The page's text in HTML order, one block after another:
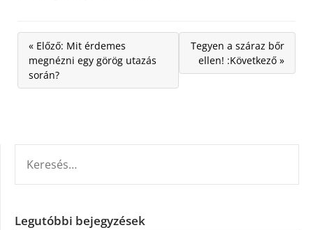
« Előző: Mit érdemes
megnézni egy görög utazás
során?
Tegyen a száraz bőr
ellen! :Következő »
Legutóbbi bejegyzések